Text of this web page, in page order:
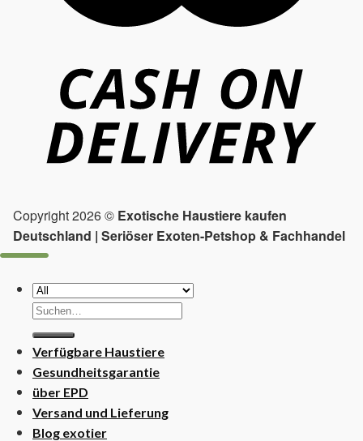
Copyright 2026 © Exotische Haustiere kaufen
Deutschland | Seriöser Exoten-Petshop & Fachhandel
Suchen
nach:
Verfügbare Haustiere
Gesundheitsgarantie
über EPD
Versand und Lieferung
Blog exotier